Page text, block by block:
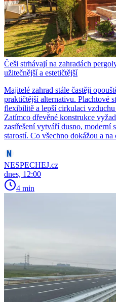
Češi strhávají na zahradách
užitečnější a estetičtější
Majitelé zahrad stále častěji
praktičtější alternativu. Plachtové
flexibilitě a lepší cirkulaci
Zatímco dřevěné konstrukce
zastřešení vytváří dusno, moderní
starostí. Co všechno dokážou a
NESPECHEJ.cz
dnes, 12:00
4 min